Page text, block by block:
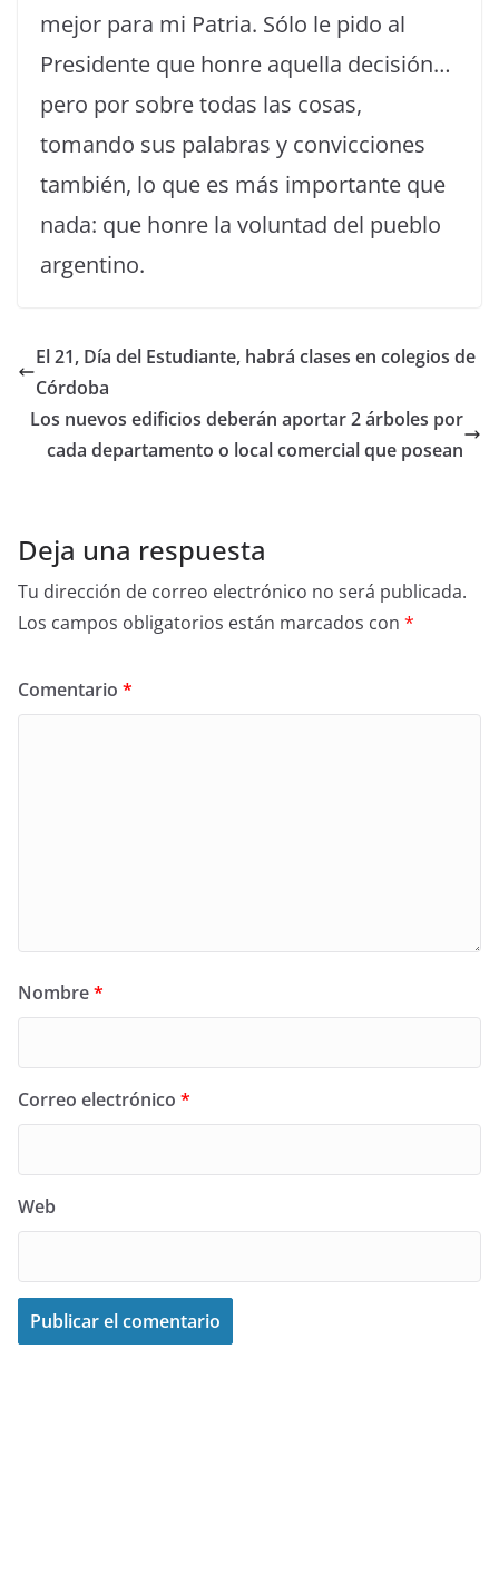
mejor para mi Patria. Sólo le pido al
Presidente que honre aquella decisión…
pero por sobre todas las cosas,
tomando sus palabras y convicciones
también, lo que es más importante que
nada: que honre la voluntad del pueblo
argentino.
El 21, Día del Estudiante, habrá clases en colegios de
Córdoba
Los nuevos edificios deberán aportar 2 árboles por
cada departamento o local comercial que posean
Deja una respuesta
Tu dirección de correo electrónico no será publicada.
Los campos obligatorios están marcados con *
Comentario *
Nombre*
Correo electrónico *
Web